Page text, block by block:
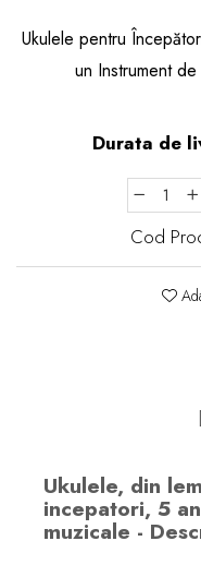
Ukulele pentru
un Instrument
Durata de
Cod
Ukulele, din
incepatori, 5
muzicale -